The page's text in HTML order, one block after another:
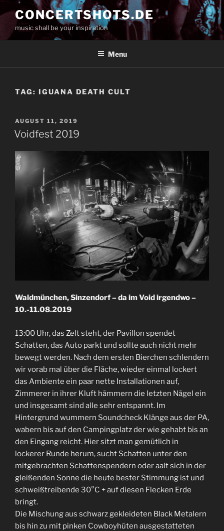
to
content
CONCERTSHOTS.DE
music shall be your inspiration
Menu
TAG: IGUANA DEATH CULT
POSTED
ON
AUGUST 11, 2019
Voidfest 2019
Waldmünchen, Sinzendorf – da im Void irgendwo –
10.-11.08.2019
13:00 Uhr, das Zelt steht, der Pavillon spendet
Schatten, das Auto parkt und sollte auch nicht mehr
bewegt werden. Nach dem ersten Bierchen schlendern
wir vorab mal über die Fläche, wieder einmal lockert
das Ambiente ein paar nette Installationen auf,
Zimmerer in ihrer Kluft hämmern die letzten Nägel ein
und insgesamt sind alle sehr entspannt. Im
Hintergrund wummern Soundcheck Klänge aus der PA,
wabern bis auf den Campingplatz der wie gehabt bis an
den Eingang reicht. Hier sitzt man gemütlich in
lockerer Runde herum, sucht Schatten unter den
mitgebrachten Schattenspendern oder aalt sich in der
gleißenden Sonne die heute bester Stimmung ist und
schweißtreibende 30°C + auf diesen Flecken Erde
bringt.
Die Mischung aus schwarz gekleideten Black Metalern
bis hin zu mit pinken Cowboyhüten ausgestatteten